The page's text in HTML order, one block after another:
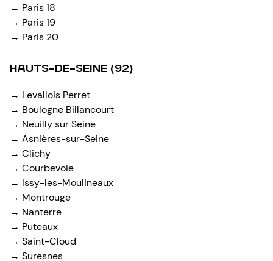
→ Paris 18
→ Paris 19
→ Paris 20
HAUTS-DE-SEINE (92)
→ Levallois Perret
→ Boulogne Billancourt
→ Neuilly sur Seine
→ Asnières-sur-Seine
→ Clichy
→ Courbevoie
→ Issy-les-Moulineaux
→ Montrouge
→ Nanterre
→ Puteaux
→ Saint-Cloud
→ Suresnes